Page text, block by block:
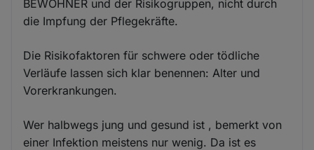
BEWOHNER und der Risikogruppen, nicht durch
die Impfung der Pflegekräfte.
Die Risikofaktoren für schwere oder tödliche
Verläufe lassen sich klar benennen: Alter und
Vorerkrankungen.
Wer halbwegs jung und gesund ist , bemerkt von
einer Infektion meistens nur wenig. Da ist es